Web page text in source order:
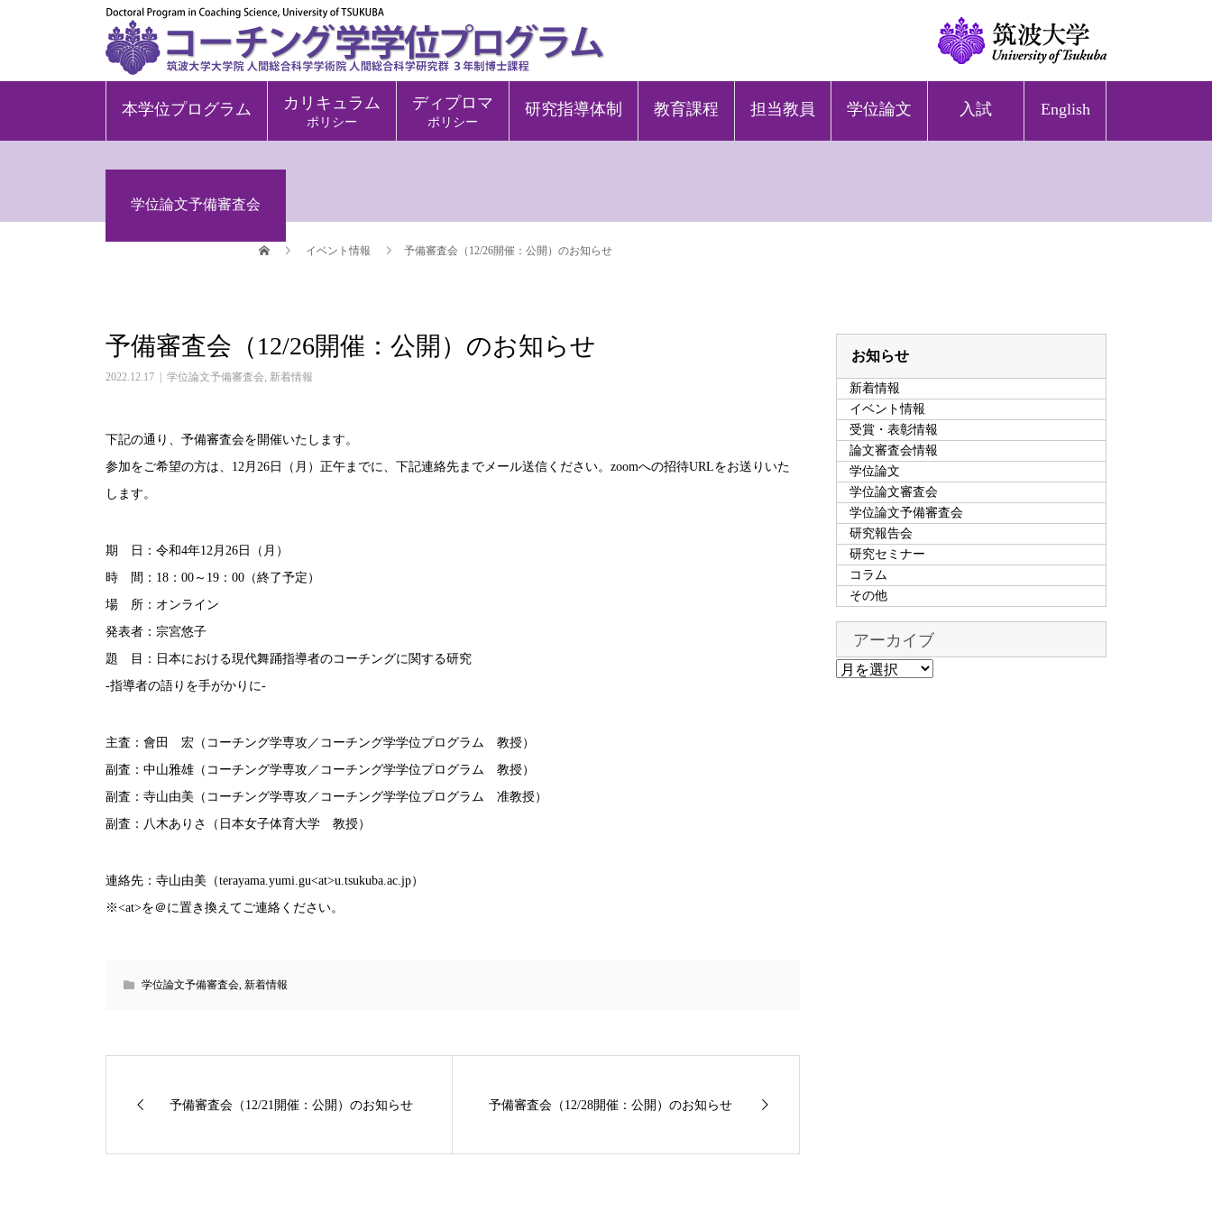
本学位プログラム カリキュラム
ポリシー
ディプロマ
ポリシー
研究指導体制 教育課程 担当教員 学位論文 入試 English
学位論文予備審査会
イベント情報 予備審査会（12/26開催：公開）のお知らせ
予備審査会（12/26開催：公開）のお知らせ
2022.12.17 学位論文予備審査会, 新着情報
下記の通り、予備審査会を開催いたします。
参加をご希望の方は、12月26日（月）正午までに、下記連絡先までメール送信ください。zoomへの招待URLをお送りいた
します。
期 日：令和4年12月26日（月）
時 間：18：00～19：00（終了予定）
場 所：オンライン
発表者：宗宮悠子
題 目：日本における現代舞踊指導者のコーチングに関する研究
-指導者の語りを手がかりに-
主査：會田 宏（コーチング学専攻／コーチング学学位プログラム 教授）
副査：中山雅雄（コーチング学専攻／コーチング学学位プログラム 教授）
副査：寺山由美（コーチング学専攻／コーチング学学位プログラム 准教授）
副査：八木ありさ（日本女子体育大学 教授）
連絡先：寺山由美（terayama.yumi.gu<at>u.tsukuba.ac.jp）
※<at>を＠に置き換えてご連絡ください。
学位論文予備審査会, 新着情報
予備審査会（12/21開催：公開）のお知らせ 予備審査会（12/28開催：公開）のお知らせ
お知らせ
新着情報
イベント情報
受賞・表彰情報
論文審査会情報
学位論文
学位論文審査会
学位論文予備審査会
研究報告会
研究セミナー
コラム
その他
アーカイブ
ア